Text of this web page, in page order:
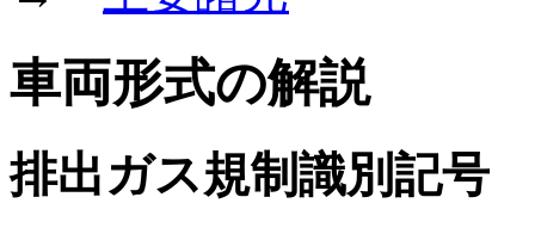
車両形式の解説
排出ガス規制識別記号